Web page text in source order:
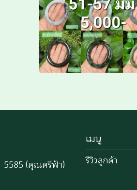
5585 (คุณศรีฟ้า)
เมนู
รีวิวลูกค้า